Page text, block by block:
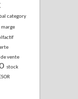
category
marge
vente
stock